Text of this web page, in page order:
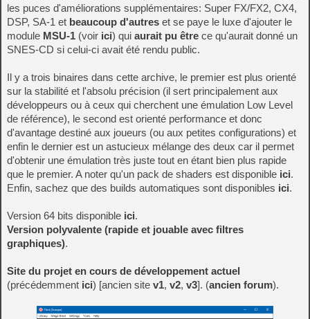
les puces d'améliorations supplémentaires: Super FX/FX2, CX4,
DSP, SA-1 et beaucoup d'autres et se paye le luxe d'ajouter le
module MSU-1 (voir ici) qui aurait pu être ce qu'aurait donné un
SNES-CD si celui-ci avait été rendu public.
Il y a trois binaires dans cette archive, le premier est plus orienté
sur la stabilité et l'absolu précision (il sert principalement aux
développeurs ou à ceux qui cherchent une émulation Low Level
de référence), le second est orienté performance et donc
d'avantage destiné aux joueurs (ou aux petites configurations) et
enfin le dernier est un astucieux mélange des deux car il permet
d'obtenir une émulation très juste tout en étant bien plus rapide
que le premier. A noter qu'un pack de shaders est disponible ici.
Enfin, sachez que des builds automatiques sont disponibles ici.
Version 64 bits disponible ici.
Version polyvalente (rapide et jouable avec filtres
graphiques).
Site du projet en cours de développement actuel
(précédemment ici) [ancien site v1, v2, v3]. (ancien forum).